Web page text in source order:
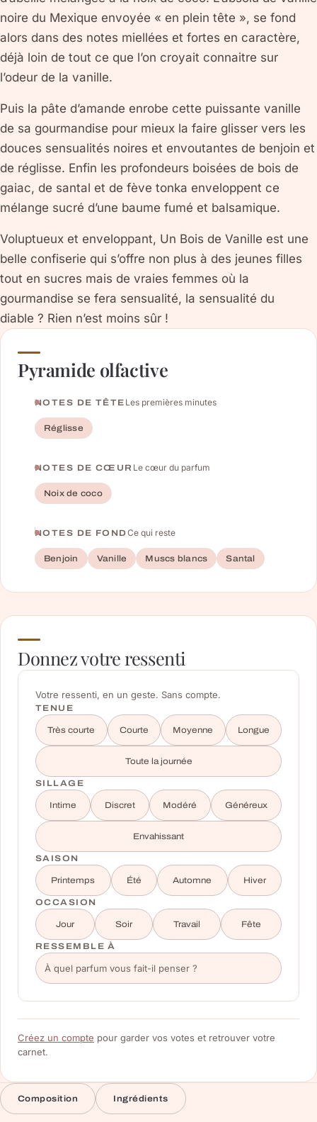
noire du Mexique envoyée « en plein tête », se fond
alors dans des notes miellées et fortes en caractère,
déjà loin de tout ce que l’on croyait connaitre sur
l’odeur de la vanille.
Puis la pâte d’amande enrobe cette puissante vanille
de sa gourmandise pour mieux la faire glisser vers les
douces sensualités noires et envoutantes de benjoin et
de réglisse. Enfin les profondeurs boisées de bois de
gaiac, de santal et de fève tonka enveloppent ce
mélange sucré d’une baume fumé et balsamique.
Voluptueux et enveloppant, Un Bois de Vanille est une
belle confiserie qui s’offre non plus à des jeunes filles
tout en sucres mais de vraies femmes où la
gourmandise se fera sensualité, la sensualité du
diable ? Rien n’est moins sûr !
Pyramide olfactive
NOTES DE TÊTE Les premières minutes
Réglisse
NOTES DE CŒUR Le cœur du parfum
Noix de coco
NOTES DE FONDCe qui reste
Benjoin Vanille Muscs blancs Santal
Donnez votre ressenti
Votre ressenti, en un geste. Sans compte.
TENUE
Très courte Courte Moyenne Longue
Toute la journée
SILLAGE
Intime Discret Modéré Généreux
Envahissant
SAISON
Printemps Été Automne Hiver
OCCASION
Jour Soir Travail Fête
RESSEMBLE À
Créez un compte pour garder vos votes et retrouver votre
carnet.
Composition Ingrédients